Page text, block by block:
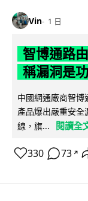
Vin 1 日
智博通路
稱漏洞是
中國網通廠商智
產品爆出嚴重安
線，旗...
閱讀全
330 73 ↗